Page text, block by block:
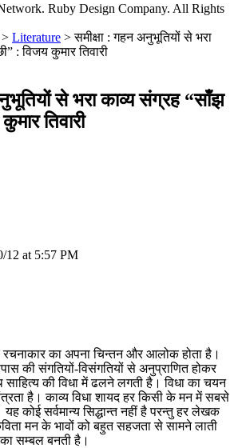
Ruby Design Company. All Rights
> Literature >समीक्षा : गहन अनुभूतियों से भरा
: विजय कुमार तिवारी
से भरा काव्य संग्रह “साँझ
तिवारी
12 at 5:57 PM
का अपना चिन्तन और आलोक होता है।
की संगतियों-विसंगतियों से अनुप्राणित होकर
की विधा में ढलने लगती है। विधा का चयन
है। काव्य विधा शायद हर किसी के मन में सबसे
कोई सर्वमान्य सिद्धान्त नहीं है परन्तु हर लेखक
मन के भावों को बहुत सहजता से सामने लाती
सम्बल बनती है।